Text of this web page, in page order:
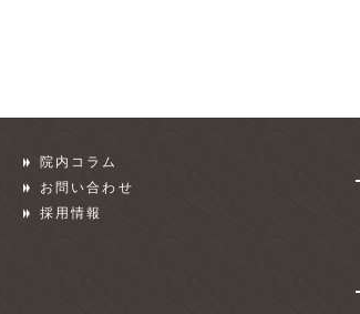
院内コラム
お問い合わせ
採用情報